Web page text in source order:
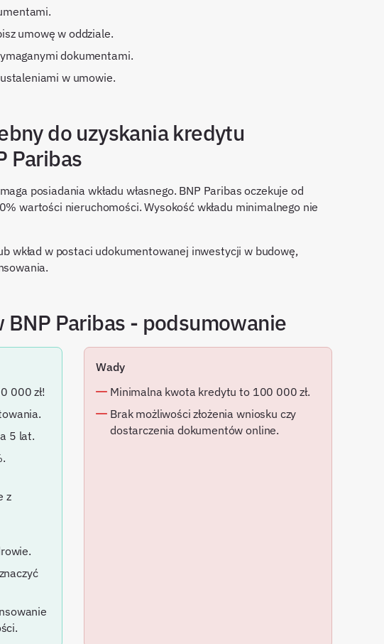
umowę w oddziale.
dokumentami.
ustaleniami w umowie.
do uzyskania kredytu
Paribas
posiadania wkładu własnego. BNP Paribas oczekuje od
wartości nieruchomości. Wysokość wkładu minimalnego nie
wkład w postaci udokumentowanej inwestycji w budowę,
Paribas - podsumowanie
000 zł!
5 lat.
z
Wady
Minimalna kwota kredytu to 100 000 zł.
Brak możliwości złożenia wniosku czy
dostarczenia dokumentów online.